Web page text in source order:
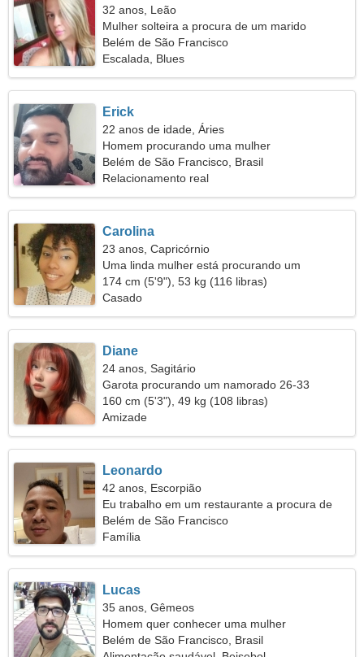
32 anos, Leão
Mulher solteira a procura de um marido
Belém de São Francisco
Escalada, Blues
Erick
22 anos de idade, Áries
Homem procurando uma mulher
Belém de São Francisco, Brasil
Relacionamento real
Carolina
23 anos, Capricórnio
Uma linda mulher está procurando um
relacionamento de longo prazo
174 cm (5'9"), 53 kg (116 libras)
Casado
Diane
24 anos, Sagitário
Garota procurando um namorado 26-33
160 cm (5'3"), 49 kg (108 libras)
Amizade
Leonardo
42 anos, Escorpião
Eu trabalho em um restaurante a procura de
uma mulher emocional
Belém de São Francisco
Família
Lucas
35 anos, Gêmeos
Homem quer conhecer uma mulher
Belém de São Francisco, Brasil